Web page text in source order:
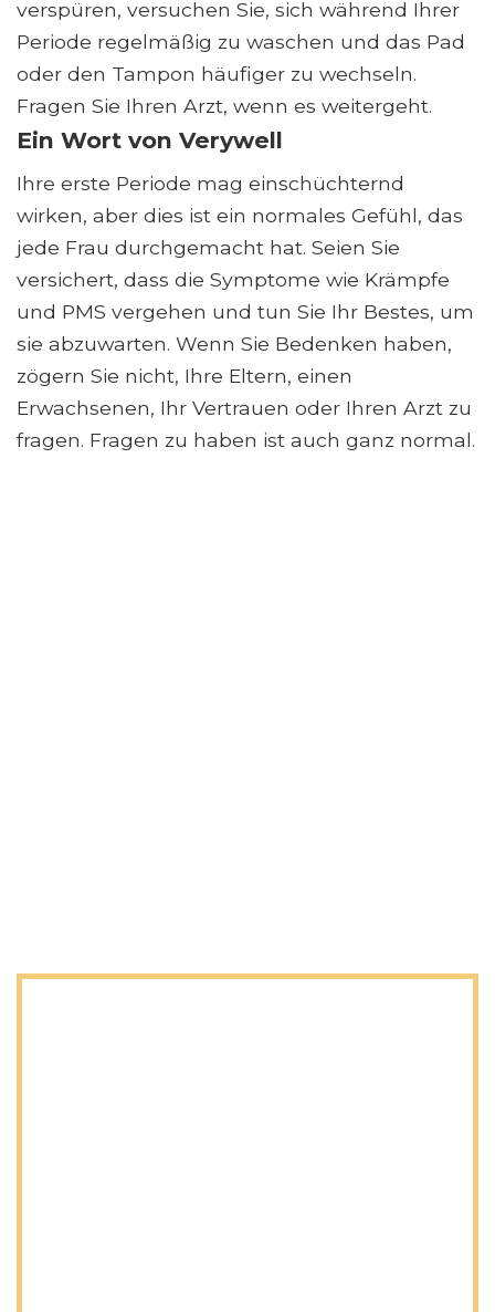
verspüren, versuchen Sie, sich während Ihrer
Periode regelmäßig zu waschen und das Pad
oder den Tampon häufiger zu wechseln.
Fragen Sie Ihren Arzt, wenn es weitergeht.
Ein Wort von Verywell
Ihre erste Periode mag einschüchternd
wirken, aber dies ist ein normales Gefühl, das
jede Frau durchgemacht hat. Seien Sie
versichert, dass die Symptome wie Krämpfe
und PMS vergehen und tun Sie Ihr Bestes, um
sie abzuwarten. Wenn Sie Bedenken haben,
zögern Sie nicht, Ihre Eltern, einen
Erwachsenen, Ihr Vertrauen oder Ihren Arzt zu
fragen. Fragen zu haben ist auch ganz normal.